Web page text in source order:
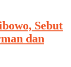
Sebut
dan